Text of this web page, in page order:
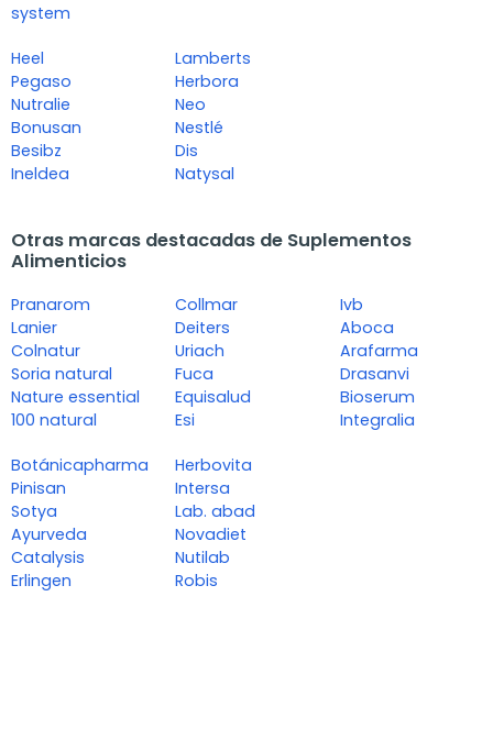
system
Heel
Pegaso
Nutralie
Bonusan
Besibz
Ineldea
Lamberts
Herbora
Neo
Nestlé
Dis
Natysal
Otras marcas destacadas de Suplementos
Alimenticios
Pranarom
Lanier
Colnatur
Soria natural
Nature essential
100 natural
Collmar
Deiters
Uriach
Fuca
Equisalud
Esi
Ivb
Aboca
Arafarma
Drasanvi
Bioserum
Integralia
Botánicapharma
Pinisan
Sotya
Ayurveda
Catalysis
Erlingen
Herbovita
Intersa
Lab. abad
Novadiet
Nutilab
Robis